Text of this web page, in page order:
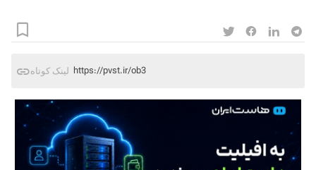
لینک کوتاه https://pvst.ir/ob3